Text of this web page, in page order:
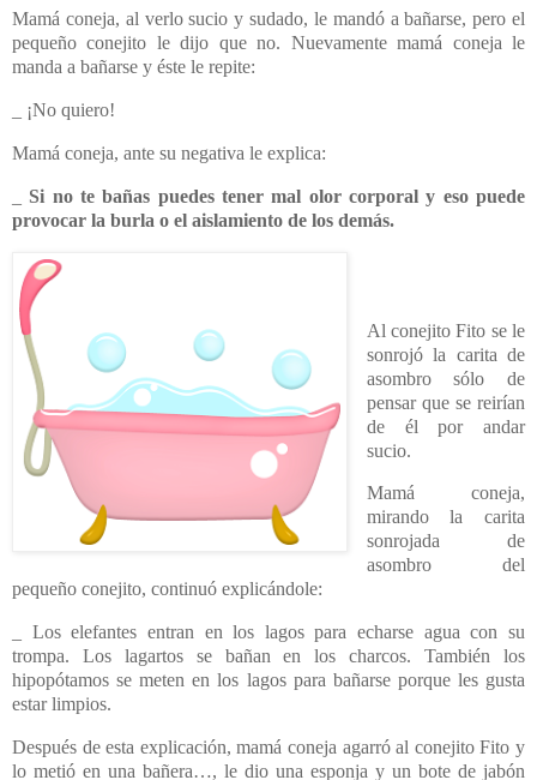
Mamá coneja, al verlo sucio y sudado, le mandó a bañarse, pero el
pequeño conejito le dijo que no. Nuevamente mamá coneja le
manda a bañarse y éste le repite:
_ ¡No quiero!
Mamá coneja, ante su negativa le explica:
Si no te bañas puedes tener mal olor corporal y eso puede
provocar la burla o el aislamiento de los demás.
Al conejito Fito se le
sonrojó la carita de
asombro sólo de
pensar que se reirían
de él por andar
sucio.
Mamá coneja,
mirando la carita
sonrojada de
asombro del
pequeño conejito, continuó explicándole:
_ Los elefantes entran en los lagos para echarse agua con su
trompa. Los lagartos se bañan en los charcos. También los
hipopótamos se meten en los lagos para bañarse porque les gusta
estar limpios.
Después de esta explicación, mamá coneja agarró al conejito Fito y
lo metió en una bañera…, le dio una esponja y un bote de jabón